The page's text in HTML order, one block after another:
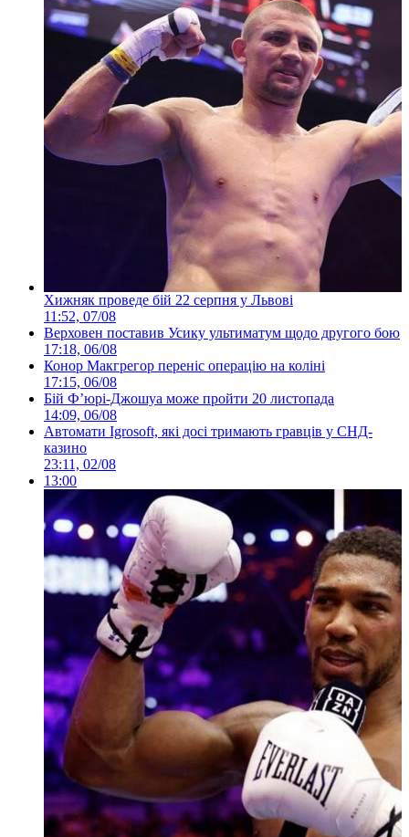
Хижняк проведе бій 22 серпня у Львові
11:52, 07/08
Верховен поставив Усику ультиматум щодо другого бою
17:18, 06/08
Конор Макгрегор переніс операцію на коліні
17:15, 06/08
Бій Ф’юрі-Джошуа може пройти 20 листопада
14:09, 06/08
Автомати Igrosoft, які досі тримають гравців у СНД-
казино
23:11, 02/08
13:00